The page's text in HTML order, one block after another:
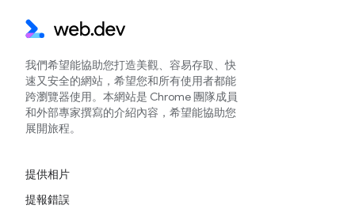
我們希望能協助您打造美觀、容易存取、快
速又安全的網站，希望您和所有使用者都能
跨瀏覽器使用。本網站是 Chrome 團隊成員
和外部專家撰寫的介紹內容，希望能協助您
展開旅程。
提供相片
提報錯誤